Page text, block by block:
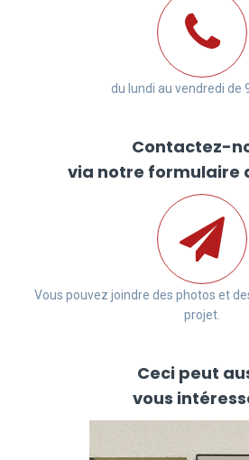
du lundi au vendredi de
Contactez-
via notre formulaire
Vous pouvez joindre des photos et
projet.
Ceci peut
vous